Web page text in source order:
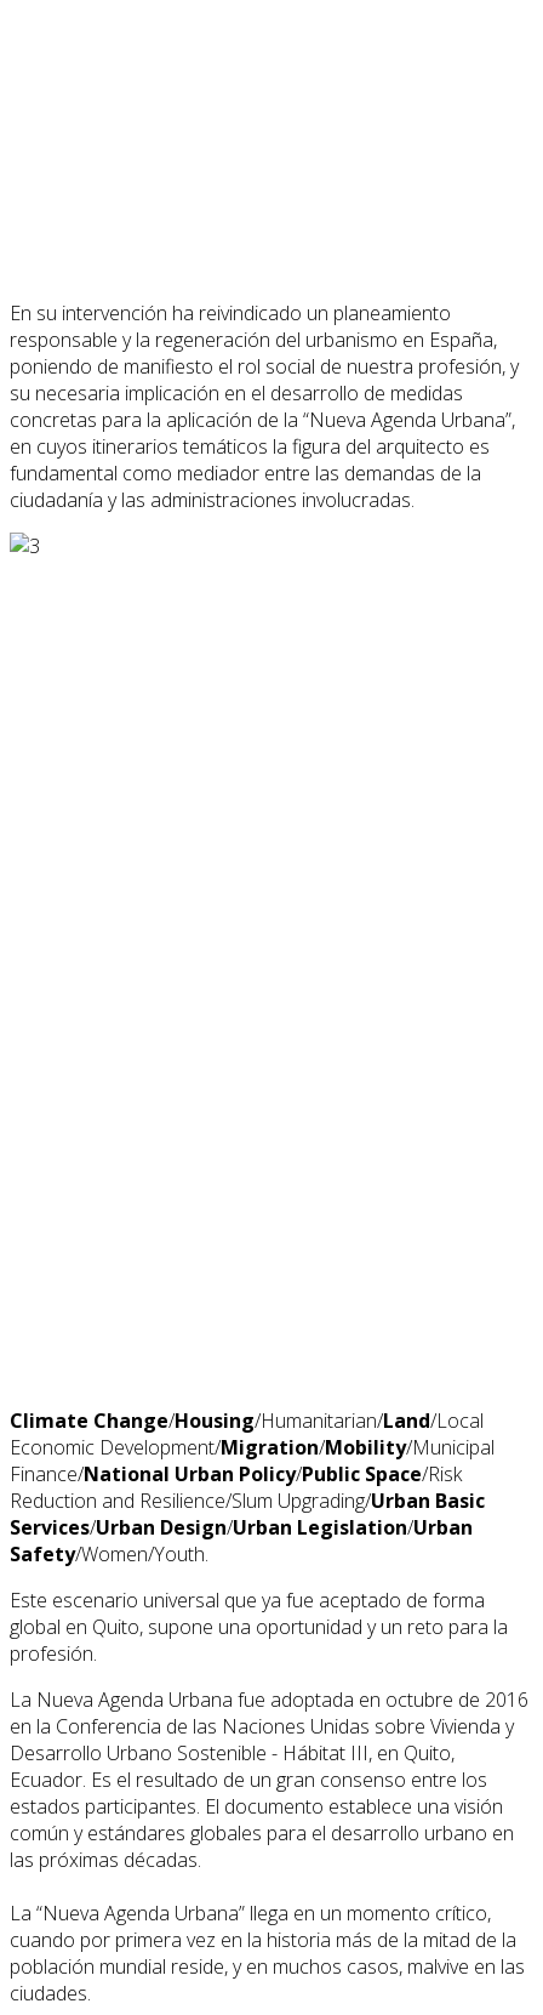
En su intervención ha reivindicado un planeamiento
responsable y la regeneración del urbanismo en España,
poniendo de manifiesto el rol social de nuestra profesión, y
su necesaria implicación en el desarrollo de medidas
concretas para la aplicación de la “Nueva Agenda Urbana”,
en cuyos itinerarios temáticos la figura del arquitecto es
fundamental como mediador entre las demandas de la
ciudadanía y las administraciones involucradas.
Climate Change/Housing/Humanitarian/Land/Local
Economic Development/Migration/Mobility/Municipal
Finance/National Urban Policy/Public Space/Risk
Reduction and Resilience/Slum Upgrading/Urban Basic
Services/Urban Design/Urban Legislation/Urban
Safety/Women/Youth.
Este escenario universal que ya fue aceptado de forma
global en Quito, supone una oportunidad y un reto para la
profesión.
La Nueva Agenda Urbana fue adoptada en octubre de 2016
en la Conferencia de las Naciones Unidas sobre Vivienda y
Desarrollo Urbano Sostenible - Hábitat III, en Quito,
Ecuador. Es el resultado de un gran consenso entre los
estados participantes. El documento establece una visión
común y estándares globales para el desarrollo urbano en
las próximas décadas.
La “Nueva Agenda Urbana” llega en un momento crítico,
cuando por primera vez en la historia más de la mitad de la
población mundial reside, y en muchos casos, malvive en las
ciudades.